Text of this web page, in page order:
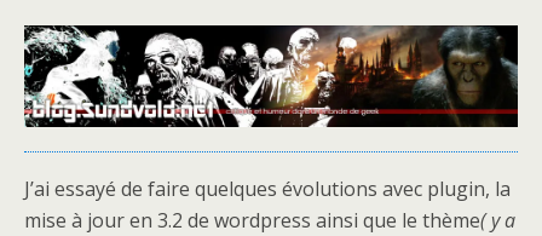
J’ai essayé de faire quelques évolutions avec plugin, la
mise à jour en 3.2 de wordpress ainsi que le thème( y a